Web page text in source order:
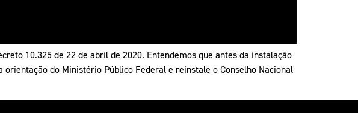
10.325 de 22 de abril de 2020. Entendemos que antes da instalação
do Ministério Público Federal e reinstale o Conselho Nacional